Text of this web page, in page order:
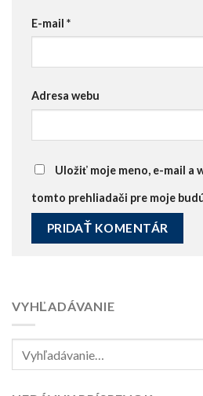
E-mail *
Adresa webu
Uložiť moje meno, e-mail a
tomto prehliadači pre moje
VYHĽADÁVANIE